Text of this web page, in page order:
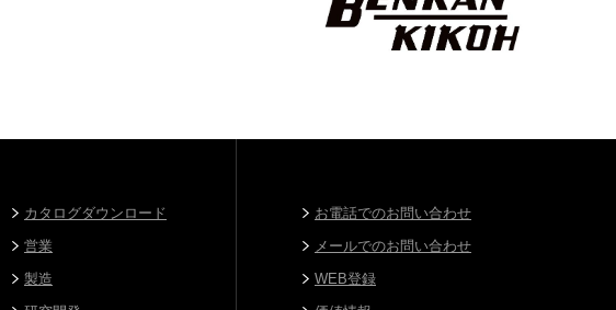
カタログダウンロード
営業
製造
お電話でのお問い合わせ
メールでのお問い合わせ
WEB登録